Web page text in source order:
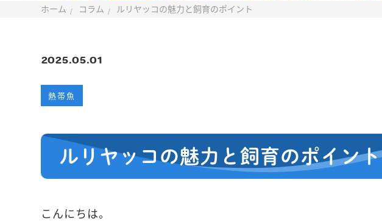
ホーム コラム ルリヤッコの魅力と飼育のポイント
2025.05.01
熱帯魚
ルリヤッコの魅力と飼育のポイント
こんにちは。